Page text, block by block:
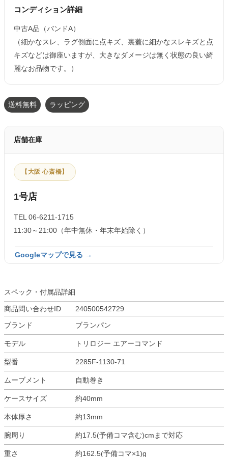
コンディション詳細
中古A品（バンドA）
（細かなスレ、ラグ側面に点キズ、裏蓋に細かなスレキズと点
キズなどは御座いますが、大きなダメージは無く状態の良い綺
麗なお品物です。）
送料無料 ラッピング
店舗在庫
【大阪 心斎橋】
1号店
TEL 06-6211-1715
11:30～21:00（年中無休・年末年始除く）
Googleマップで見る →
スペック・付属品詳細
商品問い合わせID
240500542729
ブランド
ブランパン
モデル トリロジー エアーコマンド
型番 2285F-1130-71
ムーブメント 自動巻き
ケースサイズ 約40mm
本体厚さ 約13mm
腕周り 約17.5(予備コマ含む)cmまで対応
重さ 約162.5(予備コマ×1)g